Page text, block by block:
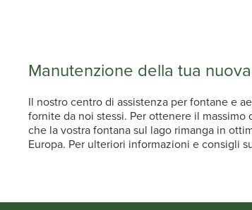
Manutenzione della tua
Il nostro centro di assistenza per fontane e
fornite da noi stessi. Per ottenere il
che la vostra fontana sul lago rimanga in
Europa. Per ulteriori informazioni e consigli